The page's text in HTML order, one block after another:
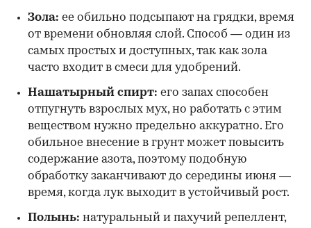
Зола: ее обильно подсыпают на грядки, время
от времени обновляя слой. Способ — один из
самых простых и доступных, так как зола
часто входит в смеси для удобрений.
Нашатырный спирт: его запах способен
отпугнуть взрослых мух, но работать с этим
веществом нужно предельно аккуратно. Его
обильное внесение в грунт может повысить
содержание азота, поэтому подобную
обработку заканчивают до середины июня —
время, когда лук выходит в устойчивый рост.
Полынь: натуральный и пахучий репеллент,